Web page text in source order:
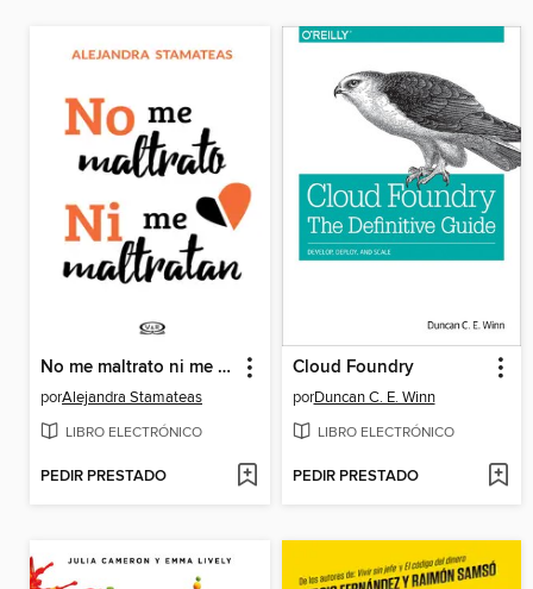
No me maltrato ni me maltratan
porAlejandra Stamateas
LIBRO ELECTRÓNICO
PEDIR PRESTADO
Cloud Foundry
porDuncan C. E. Winn
LIBRO ELECTRÓNICO
PEDIR PRESTADO